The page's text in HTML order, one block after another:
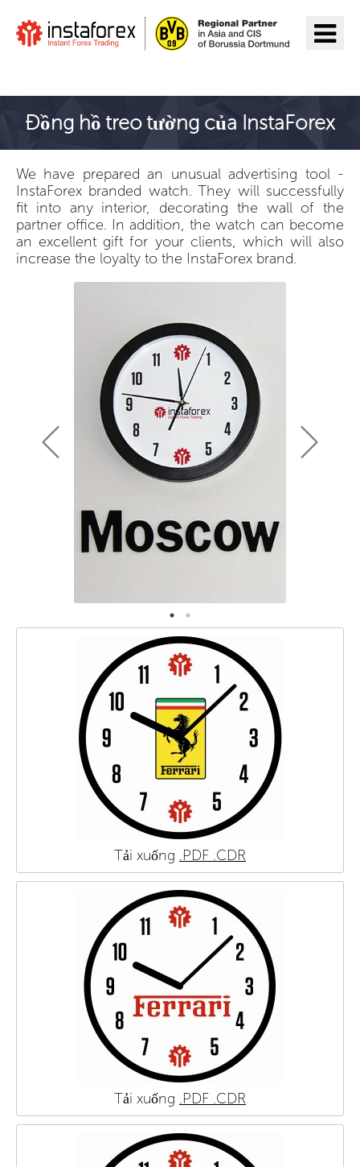
Đồng hồ treo tường của InstaForex
We have prepared an unusual advertising tool -
InstaForex branded watch. They will successfully
fit into any interior, decorating the wall of the
partner office. In addition, the watch can become
an excellent gift for your clients, which will also
increase the loyalty to the InstaForex brand.
Tải xuống .PDF .CDR
Tải xuống .PDF .CDR